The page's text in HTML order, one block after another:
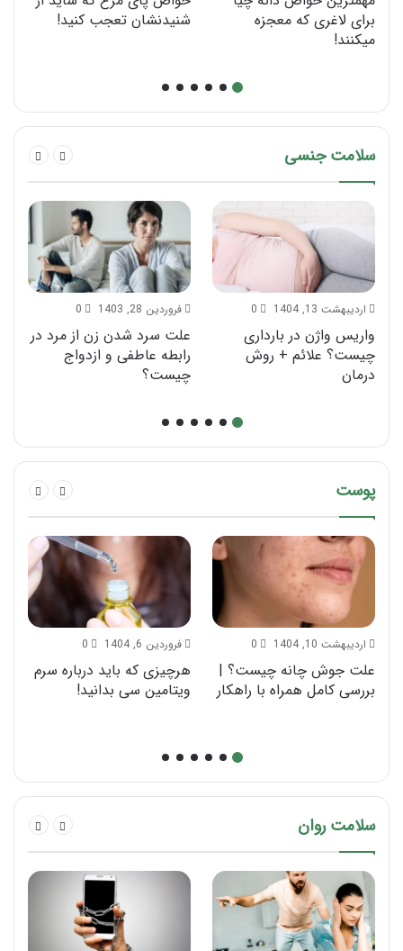
برای لاغری که معجزه
میکنند!
شنیدنشان تعجب کنید!
سلامت جنسی
اردیبهشت 13, 1404 0
واریس واژن در بارداری
چیست؟ علائم + روش
درمان
فروردین 28, 1403 0
علت سرد شدن زن از مرد در
رابطه عاطفی و ازدواج
چیست؟
پوست
اردیبهشت 10, 1404 0
علت جوش چانه چیست؟ |
بررسی کامل همراه با راهکار
فروردین 6, 1404 0
هرچیزی که باید درباره سرم
ویتامین سی بدانید!
سلامت روان